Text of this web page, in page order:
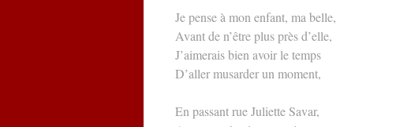
Je pense à mon enfant, ma belle,
Avant de n’être plus près d’elle,
J’aimerais bien avoir le temps
D’aller musarder un moment,
En passant rue Juliette Savar,